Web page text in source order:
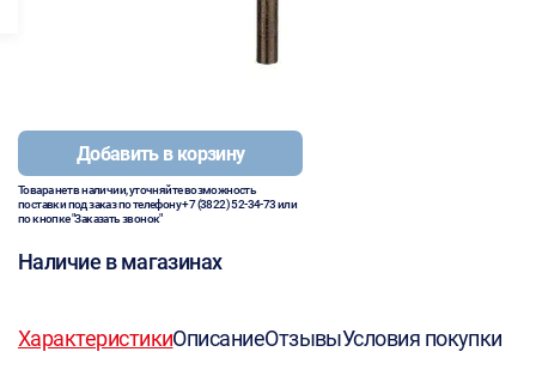
Добавить в корзину
Товара нет в наличии, уточняйте возможность
поставки под заказ по телефону+7 (3822) 52-34-73или
по кнопке "Заказать звонок"
Наличие в магазинах
ХарактеристикиОписаниеОтзывыУсловия покупки